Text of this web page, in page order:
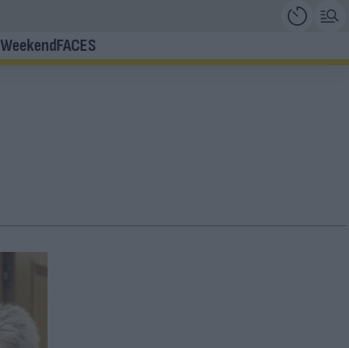
WeekendFACES